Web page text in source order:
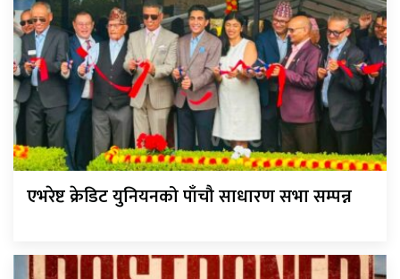
एभरेष्ट क्रेडिट युनियनको पाँचौ साधारण सभा सम्पन्न